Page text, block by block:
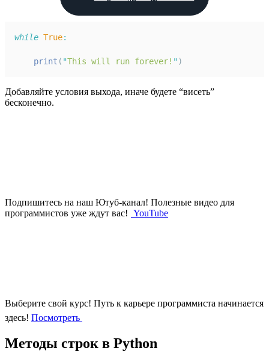
while True:
print ( "This will run forever! ")
Добавляйте условия выхода, иначе будете “висеть”
бесконечно.
Подпишитесь на наш Ютуб-канал! Полезные видео для
программистов уже ждут вас! YouTube
Выберите свой курс! Путь к карьере программиста начинается
здесь! Посмотреть
Методы строк в Python